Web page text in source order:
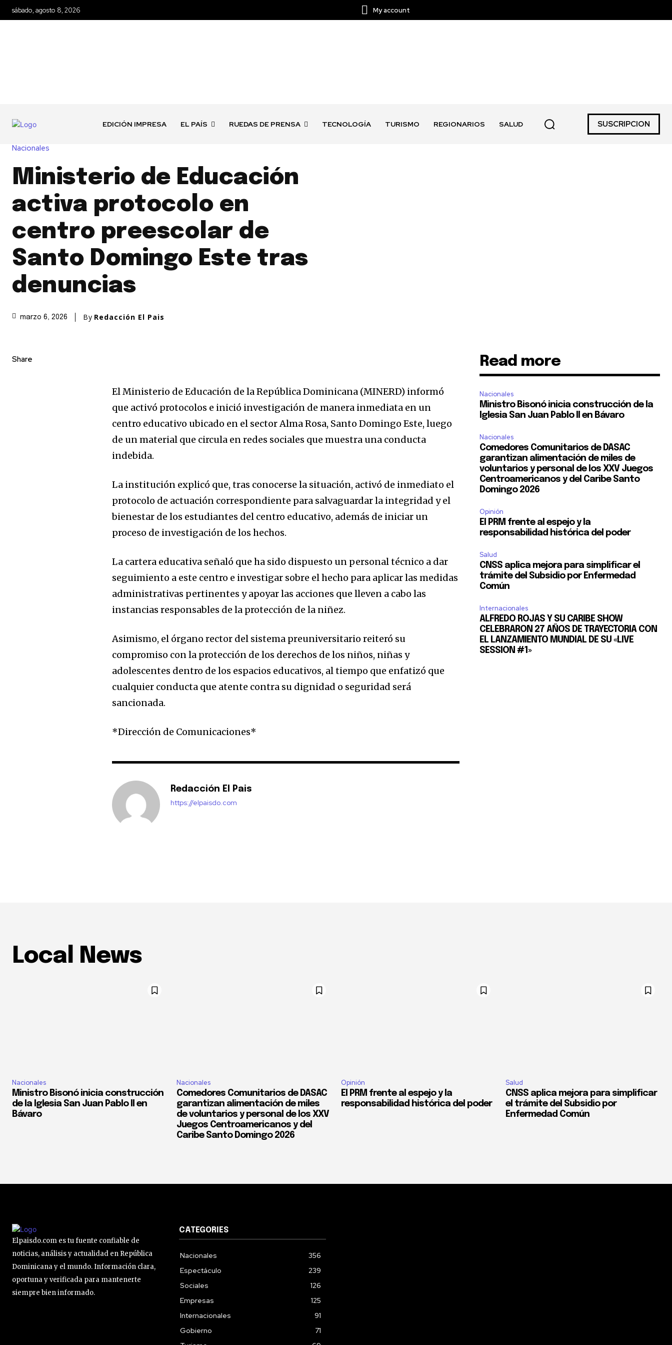
sábado, agosto 8, 2026 My account
EDICIÓN IMPRESA EL PAÍS RUEDAS DE PRENSA TECNOLOGÍA TURISMO REGIONARIOS SALUD SUSCRIPCION
Nacionales
Ministerio de Educación
activa protocolo en
centro preescolar de
Santo Domingo Este tras
denuncias
marzo 6, 2026 By Redacción El Pais
Share
El Ministerio de Educación de la República Dominicana (MINERD) informó
que activó protocolos e inició investigación de manera inmediata en un
centro educativo ubicado en el sector Alma Rosa, Santo Domingo Este, luego
de un material que circula en redes sociales que muestra una conducta
indebida.
La institución explicó que, tras conocerse la situación, activó de inmediato el
protocolo de actuación correspondiente para salvaguardar la integridad y el
bienestar de los estudiantes del centro educativo, además de iniciar un
proceso de investigación de los hechos.
La cartera educativa señaló que ha sido dispuesto un personal técnico a dar
seguimiento a este centro e investigar sobre el hecho para aplicar las medidas
administrativas pertinentes y apoyar las acciones que lleven a cabo las
instancias responsables de la protección de la niñez.
Asimismo, el órgano rector del sistema preuniversitario reiteró su
compromiso con la protección de los derechos de los niños, niñas y
adolescentes dentro de los espacios educativos, al tiempo que enfatizó que
cualquier conducta que atente contra su dignidad o seguridad será
sancionada.
*Dirección de Comunicaciones*
Redacción El Pais
https://elpaisdo.com
Read more
Nacionales
Ministro Bisonó inicia construcción de la
Iglesia San Juan Pablo II en Bávaro
Nacionales
Comedores Comunitarios de DASAC
garantizan alimentación de miles de
voluntarios y personal de los XXV Juegos
Centroamericanos y del Caribe Santo
Domingo 2026
Opinión
El PRM frente al espejo y la
responsabilidad histórica del poder
Salud
CNSS aplica mejora para simplificar el
trámite del Subsidio por Enfermedad
Común
Internacionales
ALFREDO ROJAS Y SU CARIBE SHOW
CELEBRARON 27 AÑOS DE TRAYECTORIA CON
EL LANZAMIENTO MUNDIAL DE SU «LIVE
SESSION #1»
Local News
Nacionales
Ministro Bisonó inicia construcción
de la Iglesia San Juan Pablo II en
Bávaro
Nacionales
Comedores Comunitarios de DASAC
garantizan alimentación de miles
de voluntarios y personal de los XXV
Juegos Centroamericanos y del
Caribe Santo Domingo 2026
Opinión
El PRM frente al espejo y la
responsabilidad histórica del poder
Salud
CNSS aplica mejora para simplificar
el trámite del Subsidio por
Enfermedad Común
Elpaisdo.com es tu fuente confiable de
noticias, análisis y actualidad en República
Dominicana y el mundo. Información clara,
oportuna y verificada para mantenerte
siempre bien informado.
CATEGORIES
Nacionales
356
Espectáculo
239
Sociales
126
Empresas
125
Internacionales
91
Gobierno
71